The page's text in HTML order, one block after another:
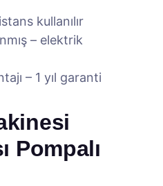
kullanılır
– elektrik
– 1 yıl garanti
Pompalı